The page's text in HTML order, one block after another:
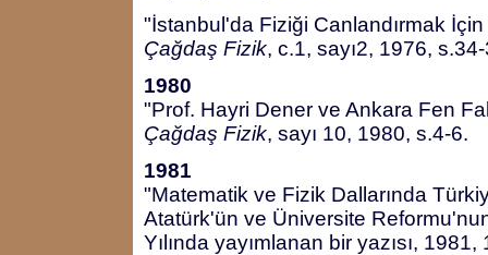
"İstanbul'da Fiziği Canlandırmak İçin
Çağdaş Fizik, c.1, sayı2, 1976,
1980
"Prof. Hayri Dener ve Ankara Fen
Çağdaş Fizik, sayı 10, 1980, s.4-6.
1981
"Matematik ve Fizik Dallarında
Atatürk'ün ve Üniversite
Yılında yayımlanan bir yazısı,